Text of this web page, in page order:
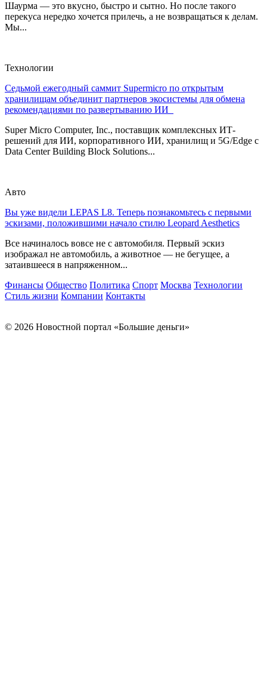
Шаурма — это вкусно, быстро и сытно. Но после такого
перекуса нередко хочется прилечь, а не возвращаться к делам.
Мы...
Технологии
Седьмой ежегодный саммит Supermicro по открытым
хранилищам объединит партнеров экосистемы для обмена
рекомендациями по развертыванию ИИ
Super Micro Computer, Inc., поставщик комплексных ИТ-
решений для ИИ, корпоративного ИИ, хранилищ и 5G/Edge с
Data Center Building Block Solutions...
Авто
Вы уже видели LEPAS L8. Теперь познакомьтесь с первыми
эскизами, положившими начало стилю Leopard Aesthetics
Все начиналось вовсе не с автомобиля. Первый эскиз
изображал не автомобиль, а животное — не бегущее, а
затаившееся в напряженном...
Финансы Общество Политика Спорт Москва Технологии
Стиль жизни Компании Контакты
© 2026 Новостной портал «Большие деньги»